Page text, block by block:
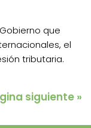
que
el
tributaria.
siguiente »